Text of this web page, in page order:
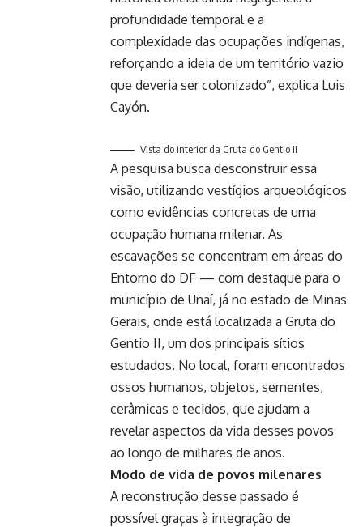
profundidade temporal e a
complexidade das ocupações indígenas,
reforçando a ideia de um território vazio
que deveria ser colonizado”, explica Luis
Cayón.
Vista do interior da Gruta do Gentio II
A pesquisa busca desconstruir essa
visão, utilizando vestígios arqueológicos
como evidências concretas de uma
ocupação humana milenar. As
escavações se concentram em áreas do
Entorno do DF — com destaque para o
município de Unaí, já no estado de Minas
Gerais, onde está localizada a Gruta do
Gentio II, um dos principais sítios
estudados. No local, foram encontrados
ossos humanos, objetos, sementes,
cerâmicas e tecidos, que ajudam a
revelar aspectos da vida desses povos
ao longo de milhares de anos.
Modo de vida de povos milenares
A reconstrução desse passado é
possível graças à integração de